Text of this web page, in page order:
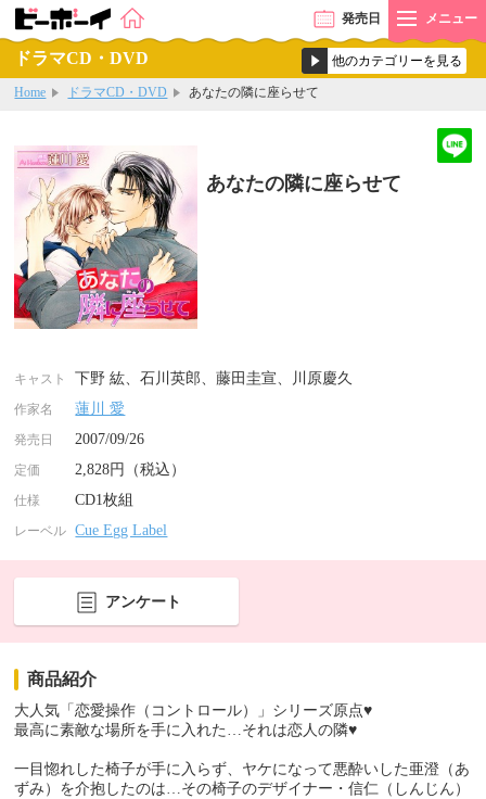
発売日 メニュー
ドラマCD・DVD
Home ドラマCD・DVD あなたの隣に座らせて
あなたの隣に座らせて
キャスト 下野 紘、石川英郎、藤田圭宣、川原慶久
作家名 蓮川 愛
発売日 2007/09/26
定価 2,828円（税込）
仕様 CD1枚組
レーベル Cue Egg Label
アンケート
商品紹介
大人気「恋愛操作（コントロール）」シリーズ原点♥
最高に素敵な場所を手に入れた…それは恋人の隣♥
一目惚れした椅子が手に入らず、ヤケになって悪酔いした亜澄（あ
ずみ）を介抱したのは…その椅子のデザイナー・信仁（しんじん）